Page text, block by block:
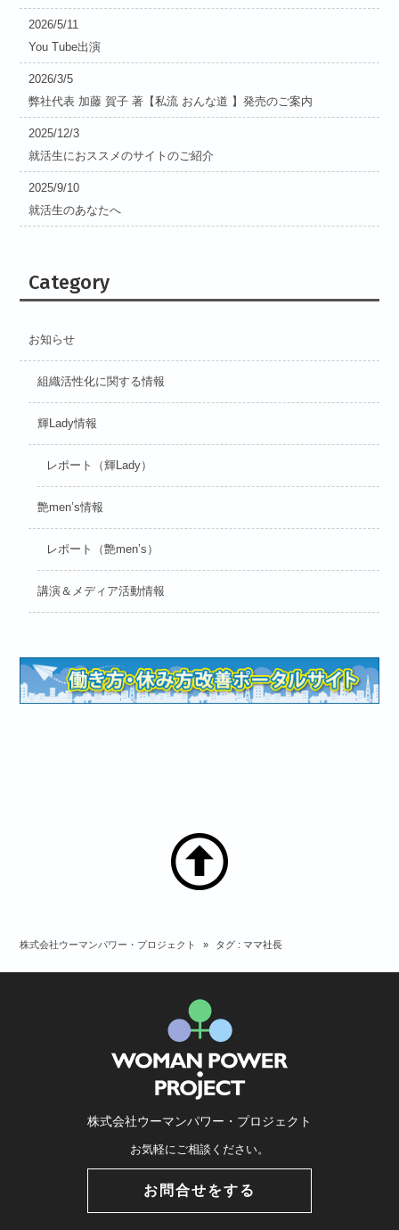
2026/5/11
You Tube出演
2026/3/5
弊社代表 加藤 賀子 著【私流 おんな道 】発売のご案内
2025/12/3
就活生におススメのサイトのご紹介
2025/9/10
就活生のあなたへ
Category
お知らせ
組織活性化に関する情報
輝Lady情報
レポート（輝Lady）
艶men’s情報
レポート（艶men’s）
講演＆メディア活動情報
株式会社ウーマンパワー・プロジェクト » タグ : ママ社長
株式会社ウーマンパワー・プロジェクト
お気軽にご相談ください。
お問合せをする